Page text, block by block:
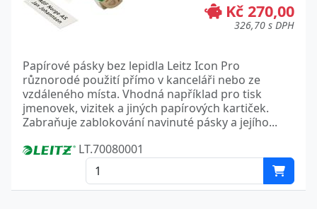
Kč 270,00
326,70 s DPH
Papírové pásky bez lepidla Leitz Icon Pro
různorodé použití přímo v kanceláři nebo ze
vzdáleného místa. Vhodná například pro tisk
jmenovek, vizitek a jiných papírových kartiček.
Zabraňuje zablokování navinuté pásky a jejího...
LT.70080001